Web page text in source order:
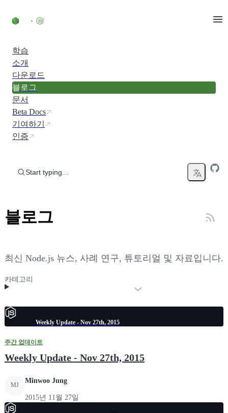
학습
소개
다운로드
블로그
문서
Beta Docs
기여하기
인증
Start typing...
블로그
최신 Node.js 뉴스, 사례 연구, 튜토리얼 및 자료입니다.
카테고리
Weekly Update - Nov 27th, 2015
주간 업데이트
Weekly Update - Nov 27th, 2015
MJ
Minwoo Jung
2015년 11월 27일